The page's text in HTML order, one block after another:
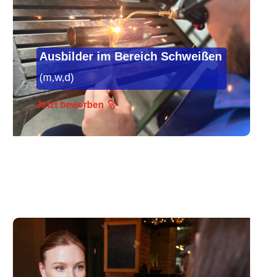
Ausbilder im Bereich Schweißen
(m,w,d)
Jetzt bewerben